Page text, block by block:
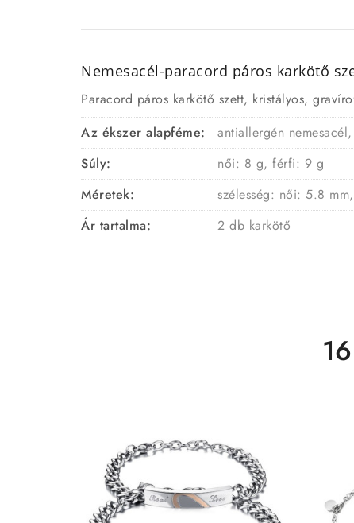
Nemesacél-paracord páros karkötő
Paracord páros karkötő szett, kristályos,
Az ékszer alapféme:
antiallergén
Súly:
női: 8 g, férfi: 9 g
Méretek:
szélesség: női: 5.8
Ár tartalma:
2 db karkötő